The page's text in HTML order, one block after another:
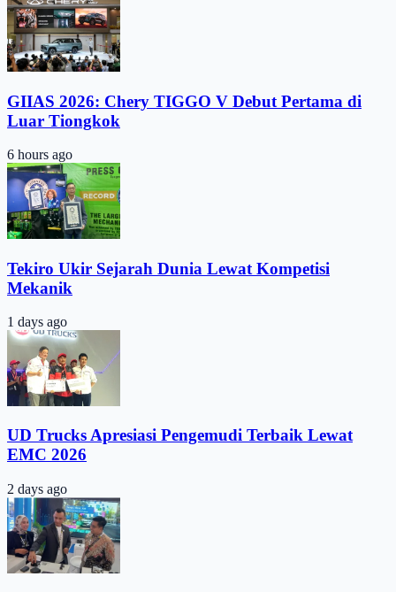
GIIAS 2026: Chery TIGGO V Debut Pertama di
Luar Tiongkok
6 hours ago
Tekiro Ukir Sejarah Dunia Lewat Kompetisi
Mekanik
1 days ago
UD Trucks Apresiasi Pengemudi Terbaik Lewat
EMC 2026
2 days ago